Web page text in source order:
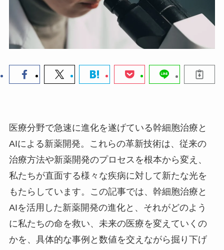
医療分野で急速に進化を遂げている幹細胞治療と
AIによる新薬開発。これらの革新技術は、従来の
治療方法や新薬開発のプロセスを根本から変え、
私たちが直面する様々な疾病に対して新たな光を
もたらしています。この記事では、幹細胞治療と
AIを活用した新薬開発の進化と、それがどのよう
に私たちの命を救い、未来の医療を変えていくの
かを、具体的な事例と数値を交えながら掘り下げ